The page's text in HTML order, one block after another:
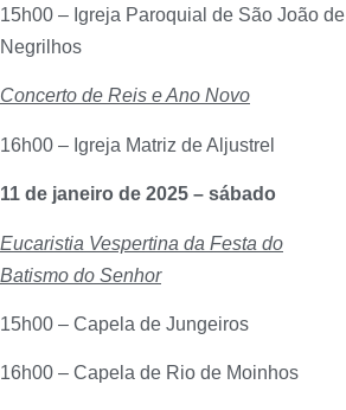
15h00 – Igreja Paroquial de São João de
Negrilhos
Concerto de Reis e Ano Novo
16h00 – Igreja Matriz de Aljustrel
11 de janeiro de 2025 – sábado
Eucaristia Vespertina da Festa do
Batismo do Senhor
15h00 – Capela de Jungeiros
16h00 – Capela de Rio de Moinhos